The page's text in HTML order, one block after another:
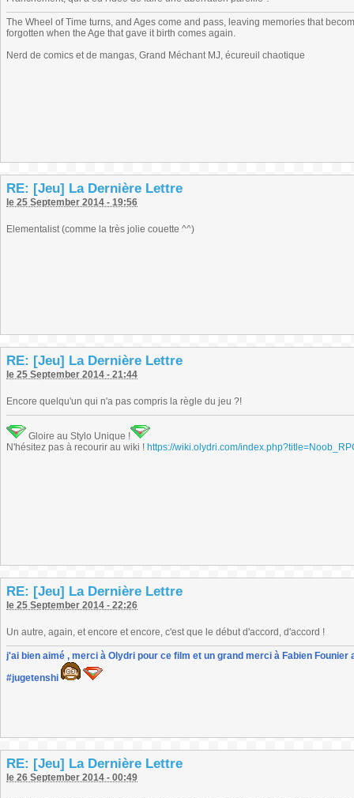
The Wheel of Time turns, and Ages come and pass, leaving memories that
forgotten when the Age that gave it birth comes again.
Nerd de comics et de mangas, Grand Méchant MJ, écureuil chaotique
RE: [Jeu] La Dernière Lettre
le 25 September 2014 - 19:56
Elementalist (comme la très jolie couette ^^)
RE: [Jeu] La Dernière Lettre
le 25 September 2014 - 21:44
Encore quelqu'un qui n'a pas compris la règle du jeu ?!
Gloire au Stylo Unique !
N'hésitez pas à recourir au wiki ! https://wiki.olydri.com/
RE: [Jeu] La Dernière Lettre
le 25 September 2014 - 22:26
Un autre, again, et encore et encore, c'est que le début d'accord, d'accord !
j'ai bien aimé , merci à Olydri pour ce film et un grand merci à Fabien
#jugetenshi
RE: [Jeu] La Dernière Lettre
le 26 September 2014 - 00:49